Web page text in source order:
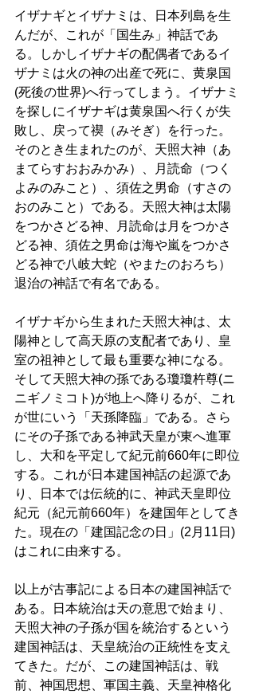
イザナギとイザナミは、日本列島を生
んだが、これが「国生み」神話であ
る。しかしイザナギの配偶者であるイ
ザナミは火の神の出産で死に、黄泉国
(死後の世界)へ行ってしまう。イザナミ
を探しにイザナギは黄泉国へ行くが失
敗し、戻って禊（みそぎ）を行った。
そのとき生まれたのが、天照大神（あ
まてらすおおみかみ）、月読命（つく
よみのみこと）、須佐之男命（すさの
おのみこと）である。天照大神は太陽
をつかさどる神、月読命は月をつかさ
どる神、須佐之男命は海や嵐をつかさ
どる神で八岐大蛇（やまたのおろち）
退治の神話で有名である。
イザナギから生まれた天照大神は、太
陽神として高天原の支配者であり、皇
室の祖神として最も重要な神になる。
そして天照大神の孫である瓊瓊杵尊(ニ
ニギノミコト)が地上へ降りるが、これ
が世にいう「天孫降臨」である。さら
にその子孫である神武天皇が東へ進軍
し、大和を平定して紀元前660年に即位
する。これが日本建国神話の起源であ
り、日本では伝統的に、神武天皇即位
紀元（紀元前660年）を建国年としてき
た。現在の「建国記念の日」(2月11日)
はこれに由来する。
以上が古事記による日本の建国神話で
ある。日本統治は天の意思で始まり、
天照大神の子孫が国を統治するという
建国神話は、天皇統治の正統性を支え
てきた。だが、この建国神話は、戦
前、神国思想、軍国主義、天皇神格化